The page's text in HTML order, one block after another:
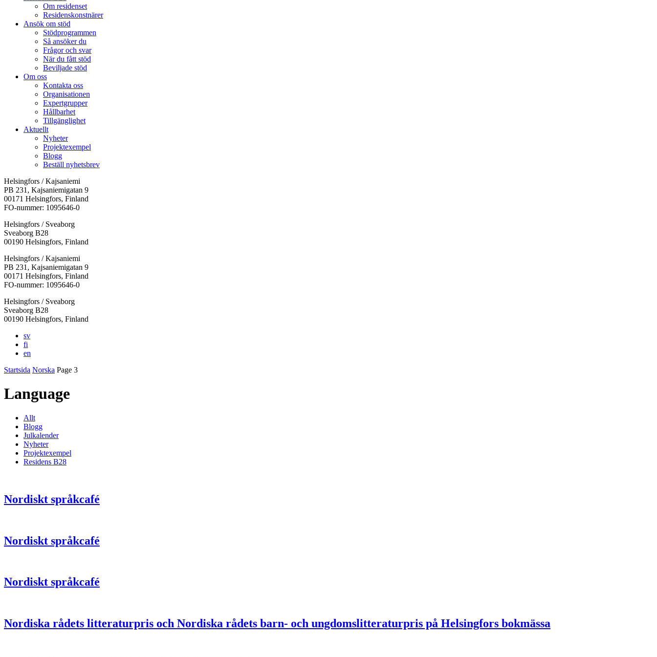
Om residenset
Residenskonstnärer
Ansök om stöd
Stödprogrammen
Så ansöker du
Frågor och svar
När du fått stöd
Beviljade stöd
Om oss
Kontakta oss
Organisationen
Expertgrupper
Hållbarhet
Tillgänglighet
Aktuellt
Nyheter
Projektexempel
Blogg
Beställ nyhetsbrev
Helsingfors / Kajsaniemi
PB 231, Kajsaniemigatan 9
00171 Helsingfors, Finland
FO-nummer: 1095646-0
Helsingfors / Sveaborg
Sveaborg B28
00190 Helsingfors, Finland
Facebook:
Öppnas
i
en
flik
Instagram:
Öppnas
i
en
flik
TikTok:
Öppnas
i
en
flik
Youtube:
Öppnas
i
en
flik
Vimeo:
Öppnas
i
en
flik
Helsingfors / Kajsaniemi
PB 231, Kajsaniemigatan 9
00171 Helsingfors, Finland
FO-nummer: 1095646-0
Helsingfors / Sveaborg
Sveaborg B28
00190 Helsingfors, Finland
sv
fi
en
Startsida Norska Page 3
Language
Allt
Blogg
Julkalender
Nyheter
Projektexempel
Residens B28
Nordiskt språkcafé
Nordiskt språkcafé
Nordiskt språkcafé
Nordiska rådets litteraturpris och Nordiska rådets barn- och ungdomslitteraturpris på Helsingfors bokmässa